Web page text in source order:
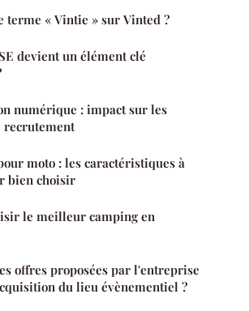
terme « Vintie » sur Vinted ?
devient un élément clé
numérique : impact sur les
recrutement
moto : les caractéristiques à
bien choisir
le meilleur camping en
offres proposées par l'entreprise
du lieu évènementiel ?